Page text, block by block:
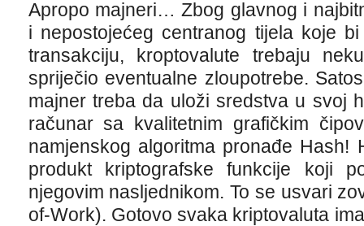
Apropo majneri… Zbog glavnog i
i nepostojećeg centranog tijela koje
transakciju, kroptovalute trebaju
spriječio eventualne zloupotrebe.
majner treba da uloži sredstva u svoj
računar sa kvalitetnim grafičkim
namjenskog algoritma pronađe Hash!
produkt kriptografske funkcije koji
njegovim nasljednikom. To se usvari
of-Work). Gotovo svaka kriptovaluta